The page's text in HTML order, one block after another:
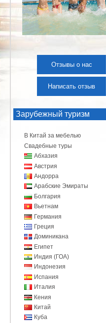
Отзывы о нас
Написать отзыв
Зарубежный туризм
В Китай за мебелью
Свадебные туры
Абхазия
Австрия
Андорра
Арабские Эмираты
Болгария
Вьетнам
Германия
Греция
Доминикана
Египет
Индия (ГОА)
Индонезия
Испания
Италия
Кения
Китай
Куба